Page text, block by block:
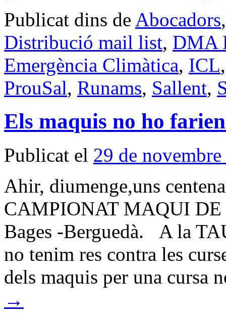
Publicat dins de Abocadors
Distribució mail list, DMA
Emergència Climàtica, ICL
ProuSal, Runams, Sallent,
Els maquis no ho
Publicat el 29 de
Ahir, diumenge,uns
CAMPIONAT MAQUI
Bages -Berguedà. A la
no tenim res contra les
dels maquis per una cursa
→